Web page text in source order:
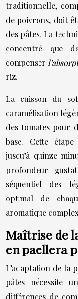
traditionnelle,
de poivrons, doit
des pâtes. La
concentré que
compenser
riz.
La cuisson du
caramélisation
des tomates pour
base. Cette
jusqu’à quinze
profondeur
séquentiel des
optimal de
aromatique
Maîtrise de
en paellera
L’adaptation de la
pâtes nécessite
différences de